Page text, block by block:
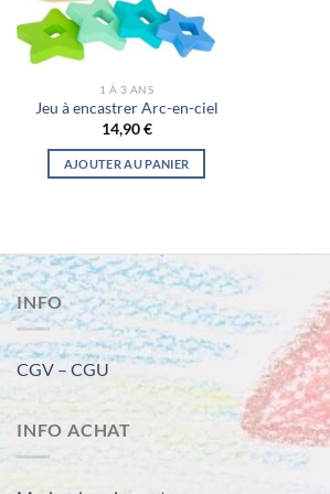
1 À 3 ANS
Jeu à encastrer Arc-en-ciel
14,90€
AJOUTER AU PANIER
INFO
CGV – CGU
INFO ACHAT